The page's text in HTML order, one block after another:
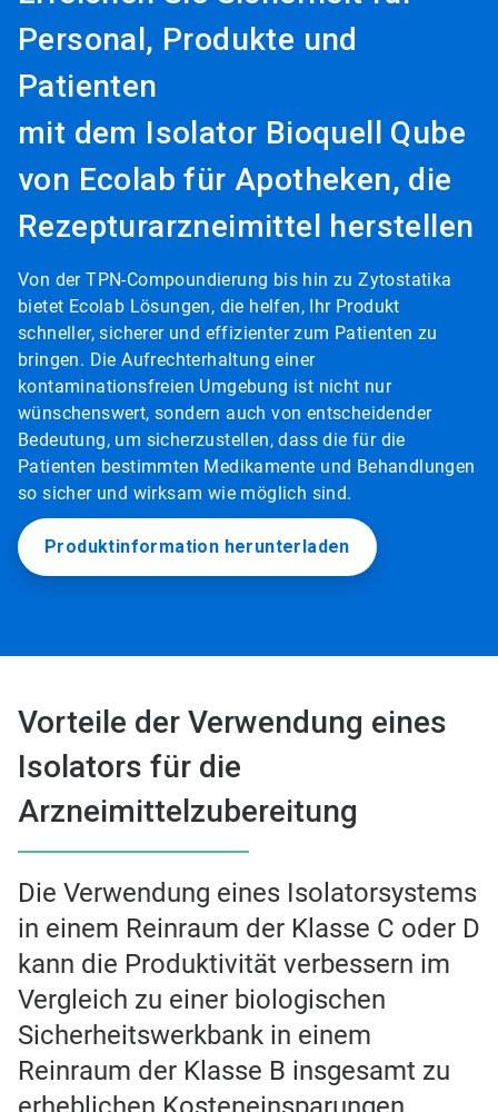
Personal, Produkte und
Patienten
mit dem Isolator Bioquell Qube
von Ecolab für Apotheken, die
Rezepturarzneimittel herstellen
Von der TPN-Compoundierung bis hin zu Zytostatika
bietet Ecolab Lösungen, die helfen, Ihr Produkt
schneller, sicherer und effizienter zum Patienten zu
bringen. Die Aufrechterhaltung einer
kontaminationsfreien Umgebung ist nicht nur
wünschenswert, sondern auch von entscheidender
Bedeutung, um sicherzustellen, dass die für die
Patienten bestimmten Medikamente und Behandlungen
so sicher und wirksam wie möglich sind.
Produktinformation herunterladen
Vorteile der Verwendung eines
Isolators für die
Arzneimittelzubereitung
Die Verwendung eines Isolatorsystems
in einem Reinraum der Klasse C oder D
kann die Produktivität verbessern im
Vergleich zu einer biologischen
Sicherheitswerkbank in einem
Reinraum der Klasse B insgesamt zu